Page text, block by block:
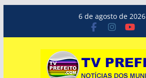
o
6 de agosto de 2026